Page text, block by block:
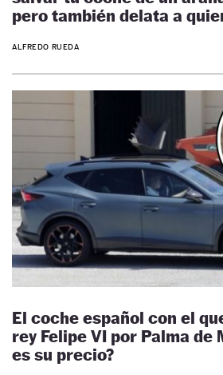
pero también delata a
ALFREDO RUEDA
El coche español con el
rey Felipe VI por Palma de
es su precio?